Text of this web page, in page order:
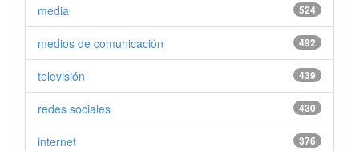
524
media
492
medios de comunicación
439
televisión
430
redes sociales
376
internet